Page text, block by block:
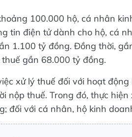
100.000 hộ, cá nhân
tin điện tử dành cho hộ, cá
1.100 tỷ đồng. Đồng thời,
thuế gần 68.000 tỷ đồng.
xử lý thuế đối với hoạt
nộp thuế. Trong đó, thực
đối với cá nhân, hộ kinh